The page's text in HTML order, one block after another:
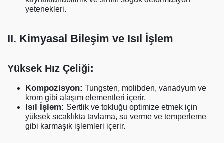
yetenekleri.
II. Kimyasal Bileşim ve Isıl İşlem
Yüksek Hız Çeliği:
Kompozisyon: Tungsten, molibden, vanadyum ve
krom gibi alaşım elementleri içerir.
Isıl İşlem: Sertlik ve tokluğu optimize etmek için
yüksek sıcaklıkta tavlama, su verme ve temperleme
gibi karmaşık işlemleri içerir.